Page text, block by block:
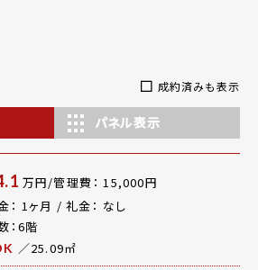
成約済みも表示
パネル表示
万円/管理費： 15,000円
： 1ヶ月 / 礼金： なし
：6階
／25.09㎡